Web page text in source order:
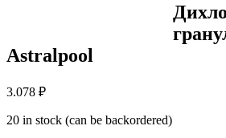
Astralpool
3.078 ₽
20 in stock (can be backordered)